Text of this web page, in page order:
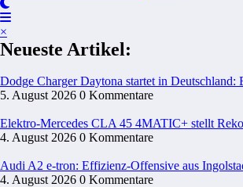
×
Neueste Artikel:
Dodge Charger Daytona startet in
5. August 2026 0 Kommentare
Elektro-Mercedes CLA 45 4MATIC+ stellt
4. August 2026 0 Kommentare
Audi A2 e-tron: Effizienz-Offensive aus
4. August 2026 0 Kommentare